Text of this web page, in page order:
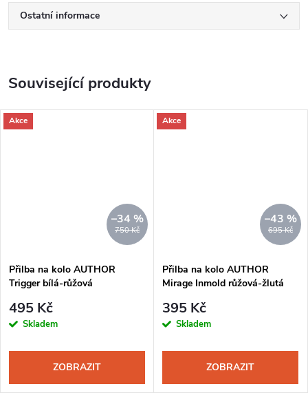
Ostatní informace
Související produkty
Akce
750 Kč
–34 %
Přilba na kolo AUTHOR
Trigger bílá-růžová
495 Kč
Skladem
ZOBRAZIT
Akce
695 Kč
–43 %
Přilba na kolo AUTHOR
Mirage Inmold růžová-žlutá
395 Kč
Skladem
ZOBRAZIT